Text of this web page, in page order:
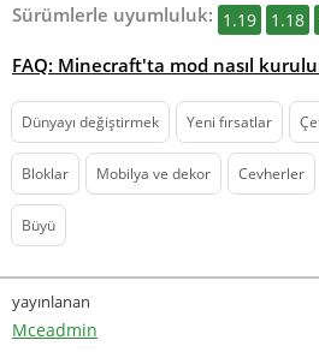
Sürümlerle uyumluluk: 1.19 1.18
FAQ: Minecraft'ta mod nasıl
Dünyayı değiştirmek Yeni fırsatlar
Bloklar Mobilya ve dekor Cevherler
Büyü
yayınlanan
Mceadmin